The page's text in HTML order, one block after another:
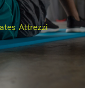
,Attrezzi